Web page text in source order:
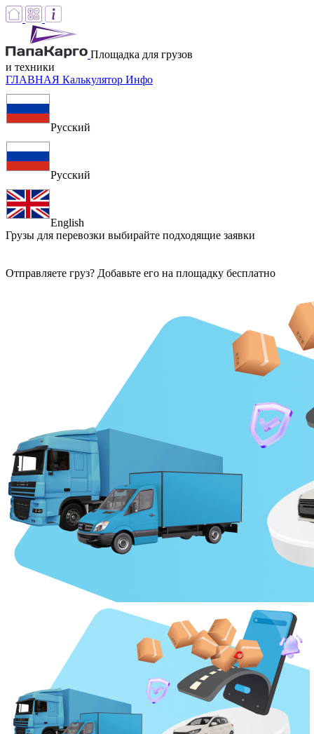
Площадка для грузов
и техники
ГЛАВНАЯ Калькулятор Инфо
Русский
Русский
English
Грузы для перевозки выбирайте подходящие заявки
Отправляете груз? Добавьте его на площадку бесплатно